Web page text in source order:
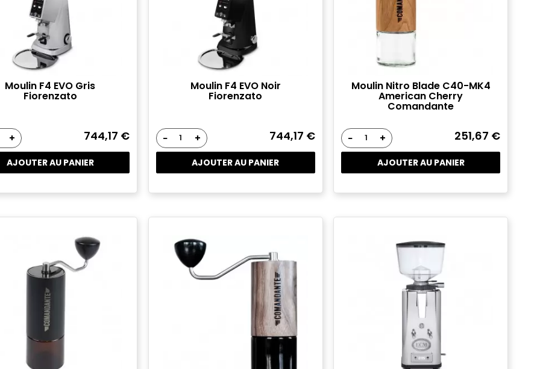
Moulin F4 EVO Gris
Fiorenzato
+ 744,17 €
AJOUTER AU PANIER
Moulin F4 EVO Noir
Fiorenzato
− + 744,17 €
AJOUTER AU PANIER
Moulin Nitro Blade C40-MK4
American Cherry
Comandante
− + 251,67 €
AJOUTER AU PANIER